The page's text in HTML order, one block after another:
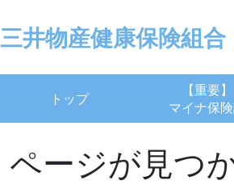
三井物産健康保険組合
トップ
【重要】
マイナ保
ページが見つ